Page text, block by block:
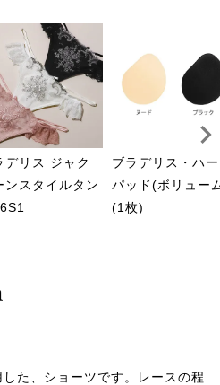
デリス ジャク
ンスタイルタン
ブラデリス・ハ
パッド(ボリュー
(1枚)
た、ショーツです。レースの程